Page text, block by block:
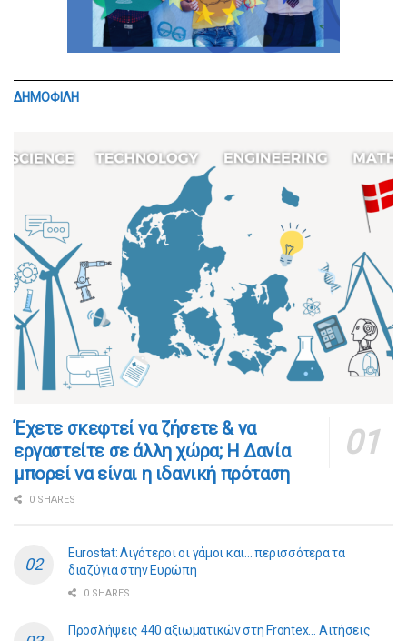
ΔΗΜΟΦΙΛΗ
​​Έχετε σκεφτεί να ζήσετε & να
εργαστείτε σε άλλη χώρα; Η Δανία
μπορεί να είναι η ιδανική πρόταση
0 SHARES
Eurostat: Λιγότεροι οι γάμοι και… περισσότερα τα
διαζύγια στην Ευρώπη
0 SHARES
Προσλήψεις 440 αξιωματικών στη Frontex… Αιτήσεις